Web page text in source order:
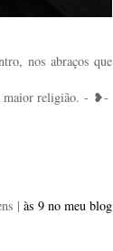
nos abraços que
maior religião. - ❥-
| às 9 no meu blog